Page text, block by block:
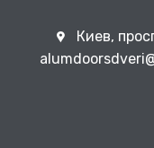
Киев,